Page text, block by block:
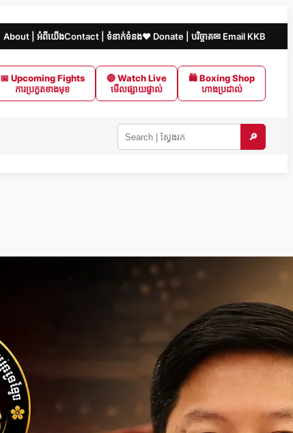
About | អំពីយើងContact | ទំនាក់ទំនង❤️ Donate | បរិច្ចាគ✉ Email KKB
📅 Upcoming Fights
ការប្រកួតខាងមុខ
🔴 Watch Live
មើលផ្សាយផ្ទាល់
🛍 Boxing Shop
ហាងប្រដាល់
Search
🔎